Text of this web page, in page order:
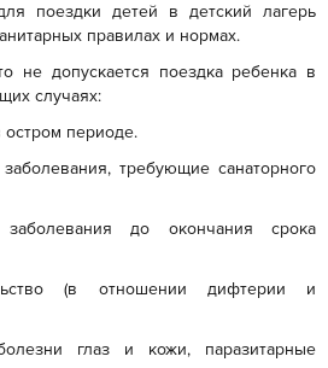
поездки детей в детский лагерь
правилах и нормах.
не допускается поездка ребенка в
случаях:
остром периоде.
требующие санаторного
до окончания срока
(в отношении дифтерии и
глаз и кожи, паразитарные